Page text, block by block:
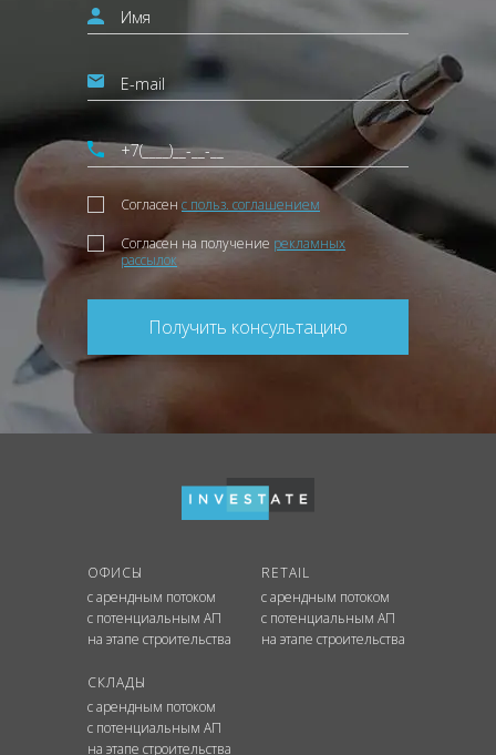
Согласен с польз. соглашением
Согласен на получение рекламных
рассылок
Получить консультацию
ОФИСЫ
с арендным потоком
с потенциальным АП
на этапе строительства
RETAIL
с арендным потоком
с потенциальным АП
на этапе строительства
СКЛАДЫ
с арендным потоком
с потенциальным АП
на этапе строительства